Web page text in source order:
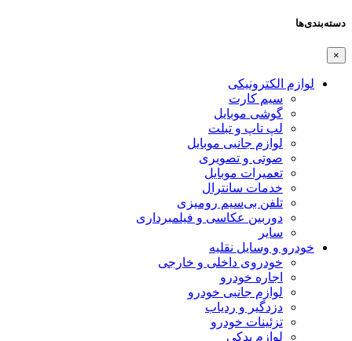
دسته‌بندی‌ها
×
لوازم الکترونیکی
سیم کارت
گوشی موبایل
لپ تاپ و تبلت
لوازم جانبی موبایل
صوتی و تصویری
تعمیرات موبایل
خدمات سانترال
تلفن بی‌سیم رومیزی
دوربین عکاسی و فیلمبرداری
سایر
خودرو و وسایل نقلیه
خودروی داخلی و خارجی
اجاره خودرو
لوازم جانبی خودرو
دزدگیر و ردیاب
تزئینات خودرو
لوازم یدکی